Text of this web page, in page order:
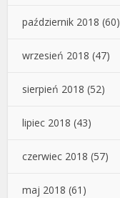
październik 2018 (60)
wrzesień 2018 (47)
sierpień 2018 (52)
lipiec 2018 (43)
czerwiec 2018 (57)
maj 2018 (61)